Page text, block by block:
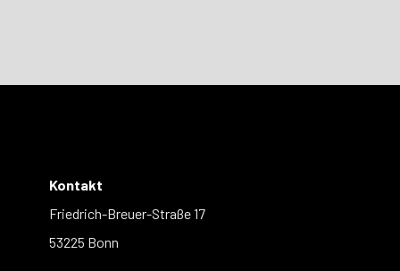
Kontakt
Friedrich-Breuer-Straße 17
53225 Bonn